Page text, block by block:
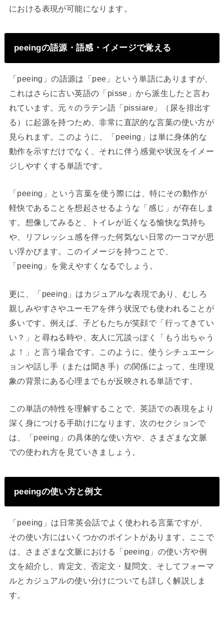
における表現が可能になります。
peeingの語源・語感・イメージで覚える
「peeing」の語源は「pee」という単語にありますが、
これはさらに古い英語の「pisse」から派生したと言わ
れています。元々のラテン語「pissiare」（尿を排出す
る）に起源を持つため、非常に直訳的な言葉の使い方が
見られます。このように、「peeing」は単に身体的な
動作を示すだけでなく、それに伴う感覚や状況をイメー
ジしやすくする単語です。
「peeing」という言葉を使う際には、特にその動作が
軽快であることを想起させるような「感じ」が存在しま
す。想像してみると、トイレが近くなる愉快な気持ち
や、リフレッシュ感を伴った何気ない日常の一コマが思
い浮かびます。このイメージを持つことで、
「peeing」を覚えやすくなるでしょう。
更に、「peeing」はカジュアルな表現であり、むしろ
親しみやすさやユーモアを伴う状況でも使われることが
多いです。例えば、子どもたちが笑顔で「行ってきてい
い？」と尋ねる時や、友人に冗談っぽく「もう出ちゃう
よ！」と言う場合です。このように、使うシチュエーシ
ョンや話し手（または聞き手）の関係によって、生理現
象の背景にある心理までもが反映される単語です。
この単語の特性を理解することで、英語での表現をより
深く身につける手助けになります。次のセクションで
は、「peeing」の具体的な使い方や、さまざまな文脈
での使われ方を見ていきましょう。
peeingの使い方と例文
「peeing」は日常英会話でよく使われる言葉ですが、
その使い方にはいくつかのポイントがあります。ここで
は、さまざまな文脈における「peeing」の使い方や例
文を紹介し、肯定文、否定文・疑問文、そしてフォーマ
ルとカジュアルの使い分けについても詳しく解説しま
す。